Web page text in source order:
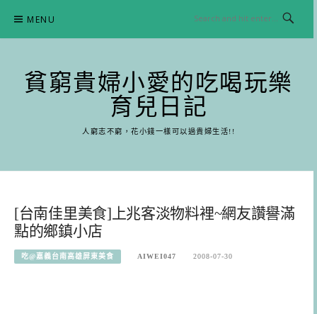
content
MENU
貧窮貴婦小愛的吃喝玩樂
育兒日記
人窮志不窮，花小錢一樣可以過貴婦生活!!
[台南佳里美食]上兆客淡物料裡~網友讚譽滿
點的鄉鎮小店
吃@嘉義台南高雄屏東美食 AIWEI047 2008-07-30